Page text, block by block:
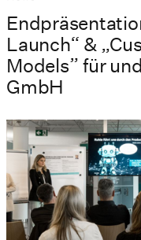
Launch“ &
Models” für
GmbH